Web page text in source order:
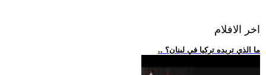
اخر الافلام
.. ما الذي تريده تركيا في لبنان؟